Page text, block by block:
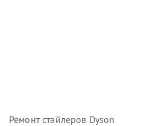
Ремонт стайлеров Dyson